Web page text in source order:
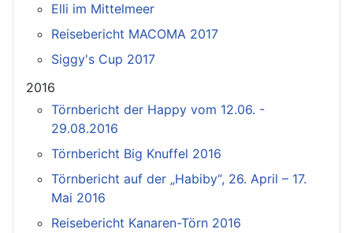
Elli im Mittelmeer
Reisebericht MACOMA 2017
Siggy's Cup 2017
2016
Törnbericht der Happy vom 12.06. -
29.08.2016
Törnbericht Big Knuffel 2016
Törnbericht auf der „Habiby“, 26. April – 17.
Mai 2016
Reisebericht Kanaren-Törn 2016